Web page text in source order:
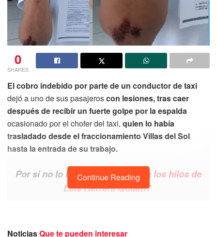
0
SHARES
El cobro indebido por parte de un conductor de taxi
dejó a uno de sus pasajeroscon lesiones, tras caer
después de recibir un fuerte golpe por la espalda
ocasionado por el chofer del taxi, quien lo había
trasladado desde el fraccionamiento Villas del Sol
hasta la entrada de su trabajo.
Por si no lo leíste¿Quién mueve los hilos de
Luis Herrera Quiam?
económico 1270delSindicato de Taxistas Lázaro
Continue Reading
NoticiasQue te pueden interesar